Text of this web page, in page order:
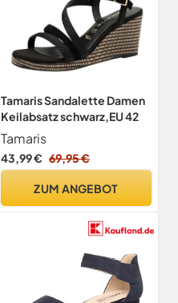
Tamaris Sandalette Damen
Keilabsatz schwarz,EU 42
Tamaris
43,99 € 69,95 €
ZUM ANGEBOT